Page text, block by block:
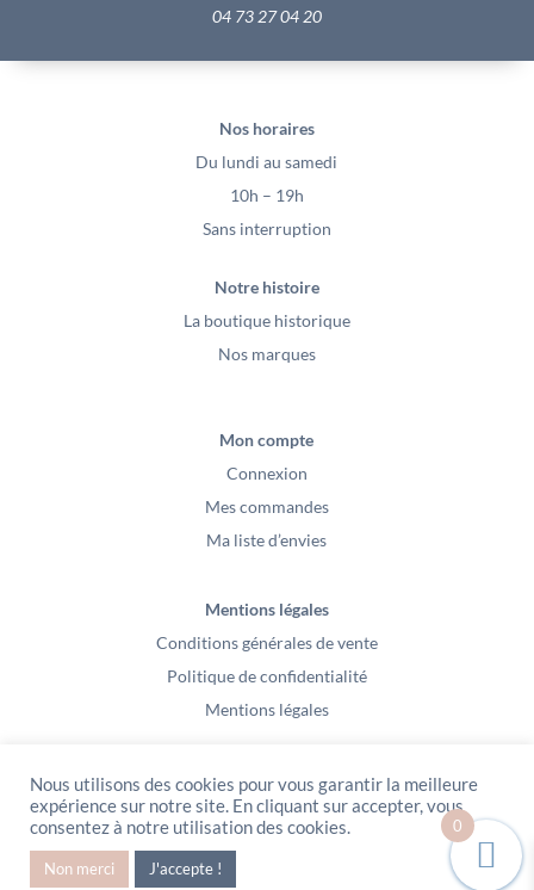
04 73 27 04 20
Nos horaires
Du lundi au samedi
10h – 19h
Sans interruption
Notre histoire
La boutique historique
Nos marques
Mon compte
Connexion
Mes commandes
Ma liste d’envies
Mentions légales
Conditions générales de vente
Politique de confidentialité
Mentions légales
PeeKaBoo / Sarl Gablia au capital de 10 000 euros – Av Ernest Cristal 63
000 Clermont-Ferrand – Copyright2021 – Tous droits réservés – Vidéo
Media l’Abeille / Site Web : Pixel
Nous utilisons des cookies pour vous garantir la meilleure
expérience sur notre site. En cliquant sur accepter, vous
consentez à notre utilisation des cookies.
Non merci J'accepte !
0